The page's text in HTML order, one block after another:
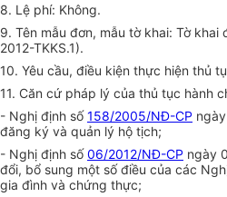
8. Lệ phí: Không.
9. Tên mẫu đơn, mẫu tờ khai: Tờ
2012-TKKS.1).
10. Yêu cầu, điều kiện thực hiện thủ
11. Căn cứ pháp lý của thủ tục hành
- Nghị định số158/2005/NĐ-CP
đăng ký và quản lý hộ tịch;
- Nghị định số06/2012/NĐ-CP ngày
đổi, bổ sung một số điều của các
gia đình và chứng thực;